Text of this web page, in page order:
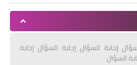
إجابة السؤال إجابة السؤال إجابة
السؤال